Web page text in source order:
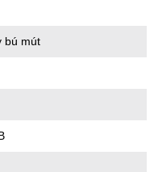
bú mút